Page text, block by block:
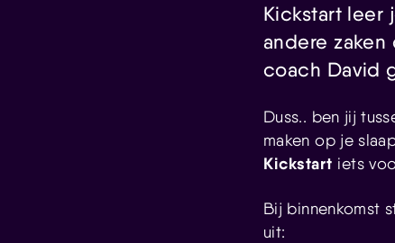
Kickstart leer
andere
coach David
Duss.. ben jij
maken op je
Kickstart iets
Bij binnenkomst
uit: